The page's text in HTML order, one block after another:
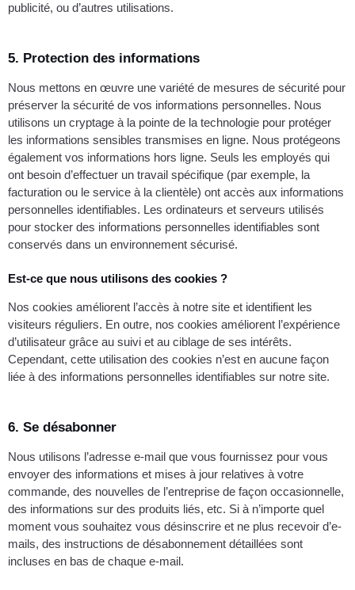
publicité, ou d’autres utilisations.
5. Protection des informations
Nous mettons en œuvre une variété de mesures de sécurité pour
préserver la sécurité de vos informations personnelles. Nous
utilisons un cryptage à la pointe de la technologie pour protéger
les informations sensibles transmises en ligne. Nous protégeons
également vos informations hors ligne. Seuls les employés qui
ont besoin d’effectuer un travail spécifique (par exemple, la
facturation ou le service à la clientèle) ont accès aux informations
personnelles identifiables. Les ordinateurs et serveurs utilisés
pour stocker des informations personnelles identifiables sont
conservés dans un environnement sécurisé.
Est-ce que nous utilisons des cookies ?
Nos cookies améliorent l’accès à notre site et identifient les
visiteurs réguliers. En outre, nos cookies améliorent l’expérience
d’utilisateur grâce au suivi et au ciblage de ses intérêts.
Cependant, cette utilisation des cookies n’est en aucune façon
liée à des informations personnelles identifiables sur notre site.
6. Se désabonner
Nous utilisons l’adresse e-mail que vous fournissez pour vous
envoyer des informations et mises à jour relatives à votre
commande, des nouvelles de l’entreprise de façon occasionnelle,
des informations sur des produits liés, etc. Si à n’importe quel
moment vous souhaitez vous désinscrire et ne plus recevoir d’e-
mails, des instructions de désabonnement détaillées sont
incluses en bas de chaque e-mail.